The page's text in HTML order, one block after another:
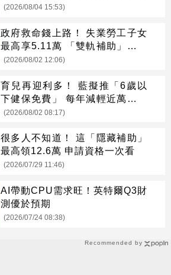
Recommended by
真相
(2026/08/04 15:53)
政府救命錢上路！ 失業勞工子女
最高享5.11萬 「雙軌補助」一次
看懂
(2026/08/02 12:06)
育兒再迎利多！ 藍擬推「6歲以
下健保免費」 每年減輕近萬元負
擔
(2026/08/02 08:17)
很多人不知道！ 這「隱藏補助」
最高領12.6萬 申請資格一次看
(2026/07/29 11:46)
AI帶動CPU需求旺！英特爾Q3財
測優於預期
(2026/07/24 08:38)